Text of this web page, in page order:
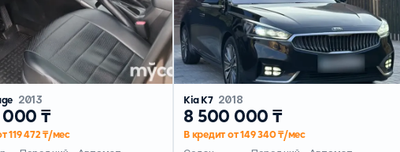
2013
₸
119 472 ₸/мес
Kia K7 2018
8 500 000 ₸
В кредит от 149 340 ₸/мес